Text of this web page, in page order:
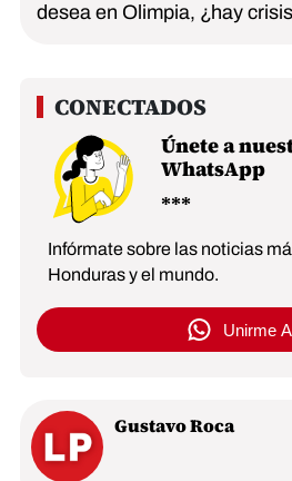
desea en Olimpia, ¿hay
Únete a
WhatsApp
Infórmate sobre las noticias
Honduras y el mundo.
Unirme
Gustavo Roca